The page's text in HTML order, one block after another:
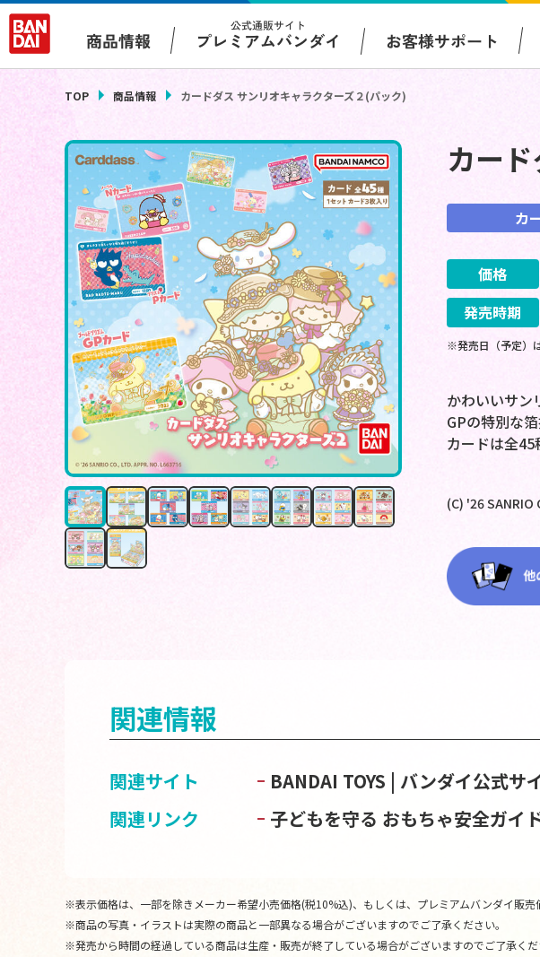
商品情報
公式通販サイト
プレミアムバンダイ お客様サポート
TOP 商品情報 カードダス サンリオキャラクターズ２(パック)
カー
カ
価格
発売時期
※発売日（予定）
かわいいサン
GPの特別な
カードは全45
(C) '26 SANRIO
関連情報
関連サイト
BANDAI TOYS | バンダイ公式サ
関連リンク
子どもを守る おもちゃ安全ガイ
※表示価格は、一部を除きメーカー希望小売価格(税10%込)、もしくは、プレミアムバンダイ販売
※商品の写真・イラストは実際の商品と一部異なる場合がございますのでご了承ください。
※発売から時間の経過している商品は生産・販売が終了している場合がございますのでご了承くだ